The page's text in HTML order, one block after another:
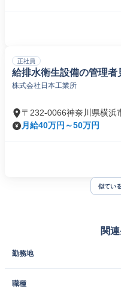
正社員
給排水衛生設備の管理者
株式会社日本工業所
〒232-0066神奈川県横浜
月給40万円～50万円
似てい
関
勤務地
職種